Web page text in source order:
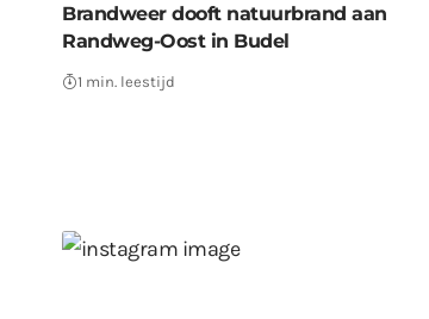
Brandweer dooft natuurbrand aan
Randweg-Oost in Budel
1 min. leestijd